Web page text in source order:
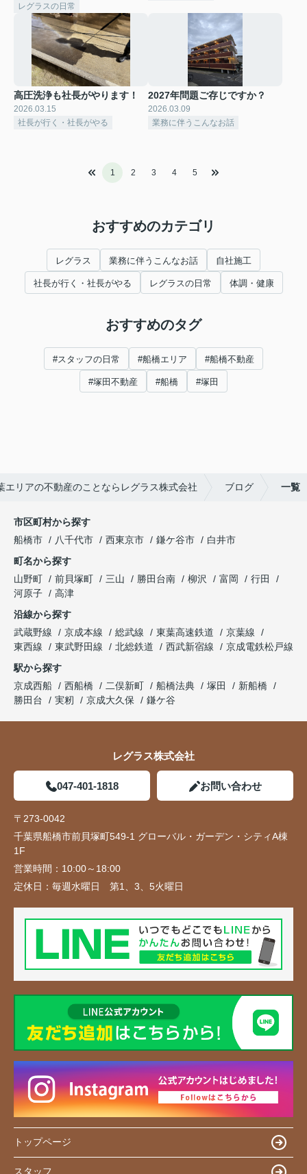
レグラスの日常
高圧洗浄も社長がやります！
2026.03.15
社長が行く・社長がやる
2027年問題ご存じですか？
2026.03.09
業務に伴うこんなお話
1 2 3 4 5
おすすめのカテゴリ
レグラス 業務に伴うこんなお話 自社施工
社長が行く・社長がやる レグラスの日常 体調・健康
おすすめのタグ
#スタッフの日常 #船橋エリア #船橋不動産
#塚田不動産 #船橋 #塚田
エリアの不動産のことならレグラス株式会社 ブログ 一覧
市区町村から探す
船橋市
八千代市 西東京市 鎌ケ谷市
白井市
町名から探す
山野町
前貝塚町 三山 勝田台南 柳沢 富岡
行田
河原子
高津
沿線から探す
武蔵野線
京成本線 総武線 東葉高速鉄道
京葉線
東西線
東武野田線 北総鉄道 西武新宿線
京成電鉄松戸線
駅から探す
京成西船
西船橋 二俣新町 船橋法典 塚田
新船橋
勝田台
実籾 京成大久保 鎌ケ谷
レグラス株式会社
047-401-1818 お問い合わせ
〒273-0042
千葉県船橋市前貝塚町549-1 グローバル・ガーデン・シティA棟
1F
営業時間： 10:00～18:00
定休日： 毎週水曜日 第1、3、5火曜日
トップページ
スタッフ